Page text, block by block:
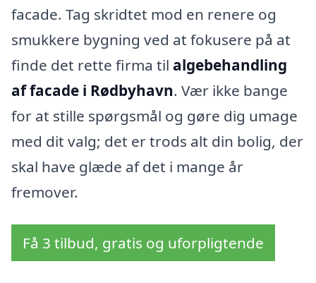
facade. Tag skridtet mod en renere og
smukkere bygning ved at fokusere på at
finde det rette firma til algebehandling
af facade i Rødbyhavn. Vær ikke bange
for at stille spørgsmål og gøre dig umage
med dit valg; det er trods alt din bolig, der
skal have glæde af det i mange år
fremover.
Få 3 tilbud, gratis og uforpligtende